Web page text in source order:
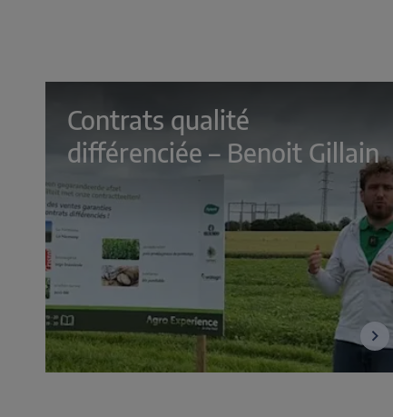
Contrats qualité
différenciée – Benoit Gillain